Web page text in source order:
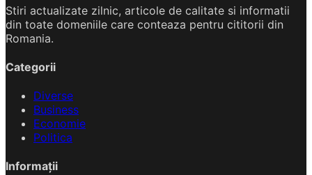
Stiri actualizate zilnic, articole de calitate si informatii
din toate domeniile care conteaza pentru cititorii din
Romania.
Categorii
Diverse
Business
Economie
Politica
Informații